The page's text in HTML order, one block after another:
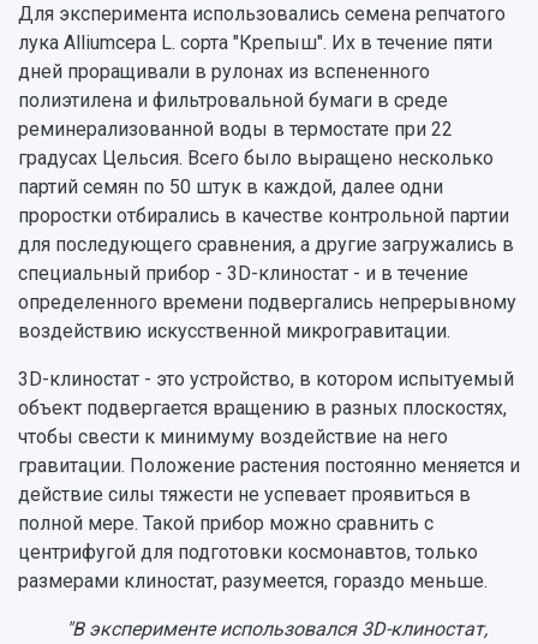
Для эксперимента использовались семена репчатого
лука Alliumcepa L. сорта "Крепыш". Их в течение пяти
дней проращивали в рулонах из вспененного
полиэтилена и фильтровальной бумаги в среде
реминерализованной воды в термостате при 22
градусах Цельсия. Всего было выращено несколько
партий семян по 50 штук в каждой, далее одни
проростки отбирались в качестве контрольной партии
для последующего сравнения, а другие загружались в
специальный прибор - 3D-клиностат - и в течение
определенного времени подвергались непрерывному
воздействию искусственной микрогравитации.
3D-клиностат - это устройство, в котором испытуемый
объект подвергается вращению в разных плоскостях,
чтобы свести к минимуму воздействие на него
гравитации. Положение растения постоянно меняется и
действие силы тяжести не успевает проявиться в
полной мере. Такой прибор можно сравнить с
центрифугой для подготовки космонавтов, только
размерами клиностат, разумеется, гораздо меньше.
"В эксперименте использовался 3D-клиностат,